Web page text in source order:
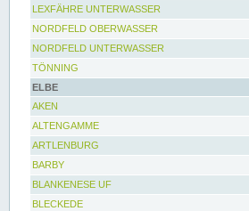
LEXFÄHRE UNTERWASSER
NORDFELD OBERWASSER
NORDFELD UNTERWASSER
TÖNNING
ELBE
AKEN
ALTENGAMME
ARTLENBURG
BARBY
BLANKENESE UF
BLECKEDE